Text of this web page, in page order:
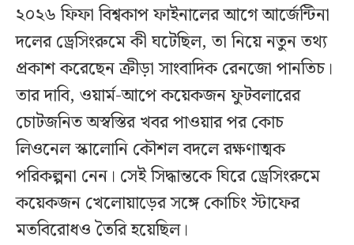
২০২৬ ফিফা বিশ্বকাপ ফাইনালের আগে আর্জেন্টিনা
দলের ড্রেসিংরুমে কী ঘটেছিল, তা নিয়ে নতুন তথ্য
প্রকাশ করেছেন ক্রীড়া সাংবাদিক রেনজো পানতিচ।
তার দাবি, ওয়ার্ম-আপে কয়েকজন ফুটবলারের
চোটজনিত অস্বস্তির খবর পাওয়ার পর কোচ
লিওনেল স্কালোনি কৌশল বদলে রক্ষণাত্মক
পরিকল্পনা নেন। সেই সিদ্ধান্তকে ঘিরে ড্রেসিংরুমে
কয়েকজন খেলোয়াড়ের সঙ্গে কোচিং স্টাফের
মতবিরোধও তৈরি হয়েছিল।